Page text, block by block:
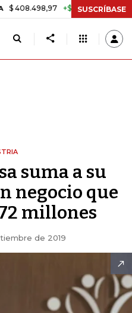
+$ 8.753,81 +2,19% TASA
SUSCRÍBASE
suma a su
negocio que
millones
de 2019